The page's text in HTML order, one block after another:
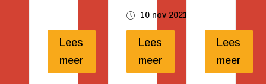
Lees
meer
10 nov 2021
Lees
meer
Lees
meer